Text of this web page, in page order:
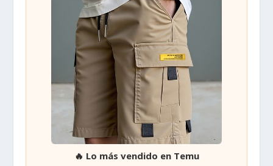
🔥 Lo más vendido en Temu